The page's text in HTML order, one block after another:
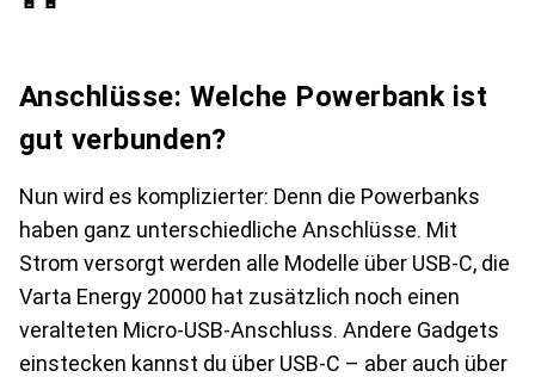
Anschlüsse: Welche Powerbank ist
gut verbunden?
Nun wird es komplizierter: Denn die Powerbanks
haben ganz unterschiedliche Anschlüsse. Mit
Strom versorgt werden alle Modelle über USB-C, die
Varta Energy 20000 hat zusätzlich noch einen
veralteten Micro-USB-Anschluss. Andere Gadgets
einstecken kannst du über USB-C – aber auch über